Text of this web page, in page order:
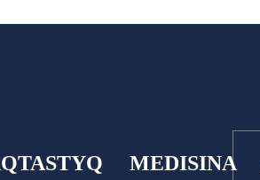
MEDISINA